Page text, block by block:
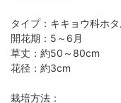
タイプ：キキョウ科ホ
開花期：5～6月
草丈：約50～80cm
花径：約3cm
栽培方法：